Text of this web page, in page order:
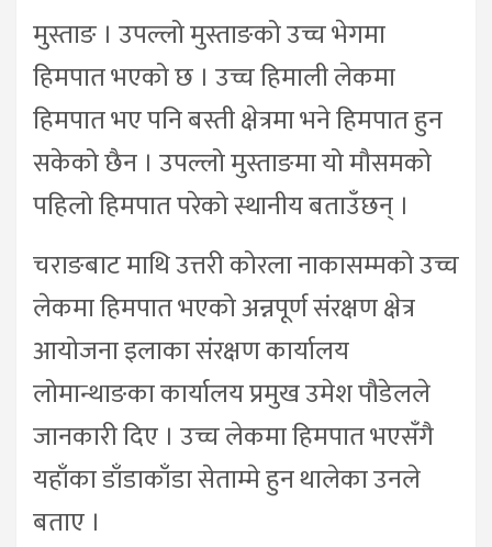
मुस्ताङ । उपल्लो मुस्ताङको उच्च भेगमा
हिमपात भएको छ । उच्च हिमाली लेकमा
हिमपात भए पनि बस्ती क्षेत्रमा भने हिमपात हुन
सकेको छैन । उपल्लो मुस्ताङमा यो मौसमको
पहिलो हिमपात परेको स्थानीय बताउँछन् ।
चराङबाट माथि उत्तरी कोरला नाकासम्मको उच्च
लेकमा हिमपात भएको अन्नपूर्ण संरक्षण क्षेत्र
आयोजना इलाका संरक्षण कार्यालय
लोमान्थाङका कार्यालय प्रमुख उमेश पौडेलले
जानकारी दिए । उच्च लेकमा हिमपात भएसँगै
यहाँका डाँडाकाँडा सेताम्मे हुन थालेका उनले
बताए ।